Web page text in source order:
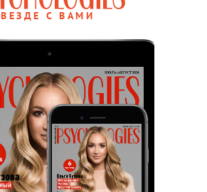
ВЕЗДЕ С ВАМИ